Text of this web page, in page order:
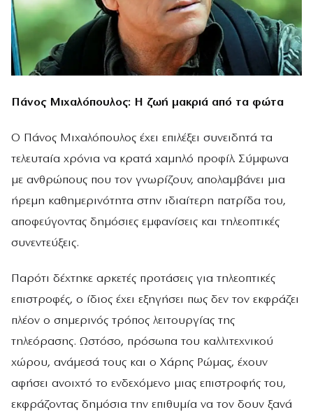
Πάνος Μιχαλόπουλος: Η ζωή μακριά από τα φώτα
Ο Πάνος Μιχαλόπουλος έχει επιλέξει συνειδητά τα
τελευταία χρόνια να κρατά χαμηλό προφίλ. Σύμφωνα
με ανθρώπους που τον γνωρίζουν, απολαμβάνει μια
ήρεμη καθημερινότητα στην ιδιαίτερη πατρίδα του,
αποφεύγοντας δημόσιες εμφανίσεις και τηλεοπτικές
συνεντεύξεις.
Παρότι δέχτηκε αρκετές προτάσεις για τηλεοπτικές
επιστροφές, ο ίδιος έχει εξηγήσει πως δεν τον εκφράζει
πλέον ο σημερινός τρόπος λειτουργίας της
τηλεόρασης. Ωστόσο, πρόσωπα του καλλιτεχνικού
χώρου, ανάμεσά τους και ο Χάρης Ρώμας, έχουν
αφήσει ανοιχτό το ενδεχόμενο μιας επιστροφής του,
εκφράζοντας δημόσια την επιθυμία να τον δουν ξανά